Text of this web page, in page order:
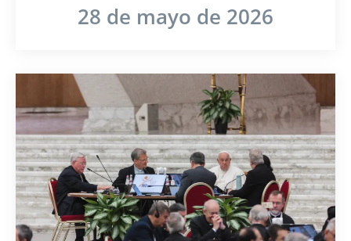
28 de mayo de 2026